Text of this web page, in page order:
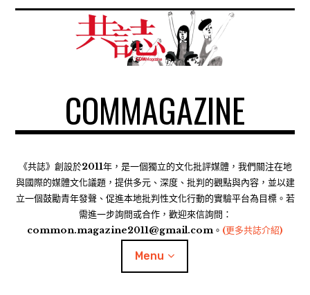
COMMAGAZINE
《共誌》創設於2011年，是一個獨立的文化批評媒體，我們關注在地
與國際的媒體文化議題，提供多元、深度、批判的觀點與內容，並以建
立一個鼓勵青年發聲、促進本地批判性文化行動的實驗平台為目標。若
需進一步詢問或合作，歡迎來信詢問：
common.magazine2011@gmail.com。 (更多共誌介紹)
Menu